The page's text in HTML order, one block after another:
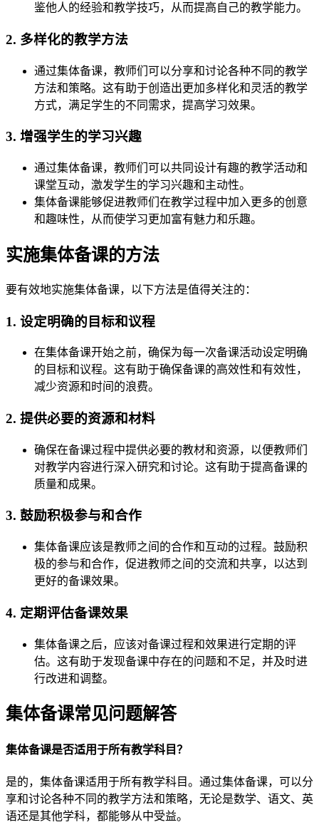
鉴他人的经验和教学技巧，从而提高自己的教学能力。
2. 多样化的教学方法
通过集体备课，教师们可以分享和讨论各种不同的教学
方法和策略。这有助于创造出更加多样化和灵活的教学
方式，满足学生的不同需求，提高学习效果。
3. 增强学生的学习兴趣
通过集体备课，教师们可以共同设计有趣的教学活动和
课堂互动，激发学生的学习兴趣和主动性。
集体备课能够促进教师们在教学过程中加入更多的创意
和趣味性，从而使学习更加富有魅力和乐趣。
实施集体备课的方法
要有效地实施集体备课，以下方法是值得关注的：
1. 设定明确的目标和议程
在集体备课开始之前，确保为每一次备课活动设定明确
的目标和议程。这有助于确保备课的高效性和有效性，
减少资源和时间的浪费。
2. 提供必要的资源和材料
确保在备课过程中提供必要的教材和资源，以便教师们
对教学内容进行深入研究和讨论。这有助于提高备课的
质量和成果。
3. 鼓励积极参与和合作
集体备课应该是教师之间的合作和互动的过程。鼓励积
极的参与和合作，促进教师之间的交流和共享，以达到
更好的备课效果。
4. 定期评估备课效果
集体备课之后，应该对备课过程和效果进行定期的评
估。这有助于发现备课中存在的问题和不足，并及时进
行改进和调整。
集体备课常见问题解答
集体备课是否适用于所有教学科目？
是的，集体备课适用于所有教学科目。通过集体备课，可以分
享和讨论各种不同的教学方法和策略，无论是数学、语文、英
语还是其他学科，都能够从中受益。